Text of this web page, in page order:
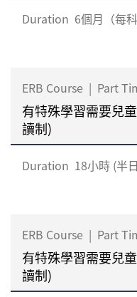
Duration 6個月（每科
ERB Course | Part
有特殊學習需要兒
讀制)
Duration 18小時 (半
ERB Course | Part
有特殊學習需要兒
讀制)